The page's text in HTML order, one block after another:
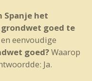
Spanje het
goed te
eenvoudige
goed?Waarop
Ja.